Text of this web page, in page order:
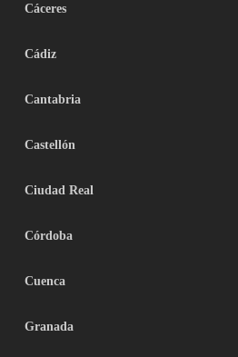
Cáceres
Cádiz
Cantabria
Castellón
Ciudad Real
Córdoba
Cuenca
Granada